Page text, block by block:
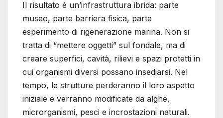
Il risultato è un’infrastruttura ibrida: parte
museo, parte barriera fisica, parte
esperimento di rigenerazione marina. Non si
tratta di “mettere oggetti” sul fondale, ma di
creare superfici, cavità, rilievi e spazi protetti in
cui organismi diversi possano insediarsi. Nel
tempo, le strutture perderanno il loro aspetto
iniziale e verranno modificate da alghe,
microrganismi, pesci e incrostazioni naturali.